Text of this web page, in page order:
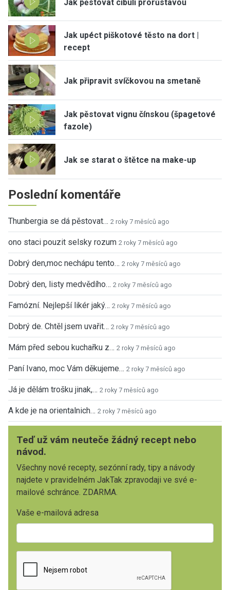
Jak pěstovat cibuli prorůstavou
Jak upéct piškotové těsto na dort |
recept
Jak připravit svíčkovou na smetaně
Jak pěstovat vignu čínskou (špagetové
fazole)
Jak se starat o štětce na make-up
Poslední komentáře
Thunbergia se dá pěstovat… 2 roky 7 měsíců ago
ono staci pouzit selsky rozum 2 roky 7 měsíců ago
Dobrý den,moc nechápu tento… 2 roky 7 měsíců ago
Dobrý den, listy medvědího… 2 roky 7 měsíců ago
Famózní. Nejlepší likér jaký… 2 roky 7 měsíců ago
Dobrý de. Chtěl jsem uvařit… 2 roky 7 měsíců ago
Mám před sebou kuchařku z… 2 roky 7 měsíců ago
Paní Ivano, moc Vám děkujeme… 2 roky 7 měsíců ago
Já je dělám trošku jinak,… 2 roky 7 měsíců ago
A kde je na orientalnich… 2 roky 7 měsíců ago
Teď už vám neuteče žádný recept nebo
návod.
Všechny nové recepty, sezónní rady, tipy a návody
najdete v pravidelném JakTak zpravodaji ve své e-
mailové schránce. ZDARMA.
Vaše e-mailová adresa